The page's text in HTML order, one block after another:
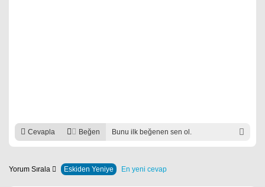
Cevapla Beğen Bunu ilk beğenen sen ol.
Yorum Sırala Eskiden Yeniye En yeni cevap